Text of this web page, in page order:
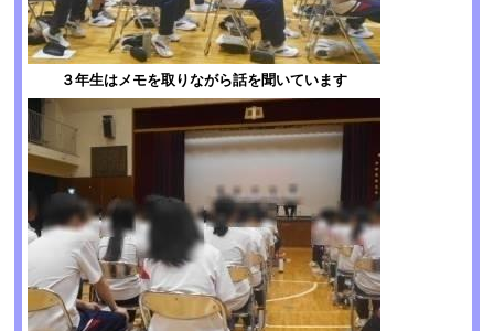
３年生はメモを取りながら話を聞いています